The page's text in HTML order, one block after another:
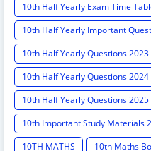
10th Half Yearly Exam Time
10th Half Yearly Important
10th Half Yearly Questions 2023
10th Half Yearly Questions 2024
10th Half Yearly Questions 2025
10th Important Study Materials
10TH MATHS
10th Maths